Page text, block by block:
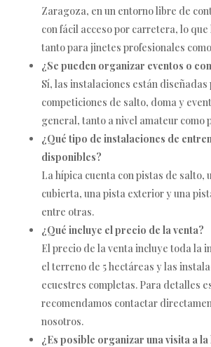
Zaragoza, en un entorno libre de
con fácil acceso por carretera, lo
tanto para jinetes profesionales
¿Se pueden organizar eventos o
Sí, las instalaciones están
competiciones de salto, doma y
general, tanto a nivel amateur como
¿Qué tipo de instalaciones de
disponibles?
La hípica cuenta con pistas de salto,
cubierta, una pista exterior y una
entre otras.
¿Qué incluye el precio de la venta?
El precio de la venta incluye toda la
el terreno de 5 hectáreas y las
ecuestres completas. Para detalles
recomendamos contactar
nosotros.
¿Es posible organizar una visita a